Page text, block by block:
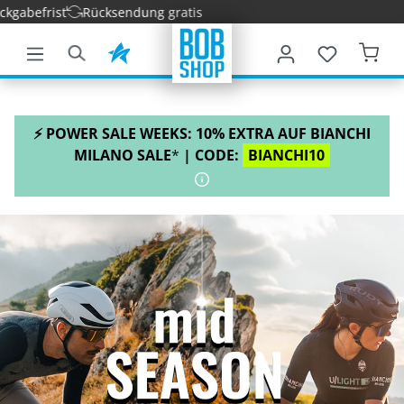
springen
Rücksendung gratis
⚡ POWER SALE WEEKS: 10% EXTRA AUF BIANCHI
MILANO SALE* | CODE: BIANCHI10